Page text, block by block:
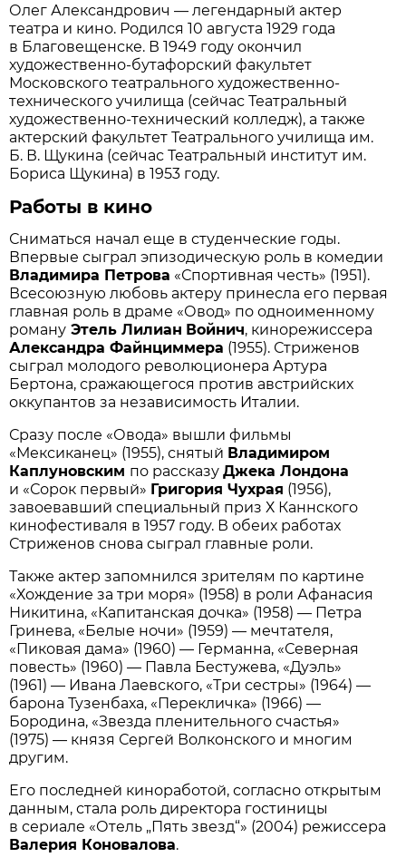
Олег Александрович — легендарный актер
театра и кино. Родился 10 августа 1929 года
в Благовещенске. В 1949 году окончил
художественно-бутафорский факультет
Московского театрального художественно-
технического училища (сейчас Театральный
художественно-технический колледж), а также
актерский факультет Театрального училища им.
Б. В. Щукина (сейчас Театральный институт им.
Бориса Щукина) в 1953 году.
Работы в кино
Сниматься начал еще в студенческие годы.
Впервые сыграл эпизодическую роль в комедии
Владимира Петрова «Спортивная честь» (1951).
Всесоюзную любовь актеру принесла его первая
главная роль в драме «Овод» по одноименному
роману Этель Лилиан Войнич, кинорежиссера
Александра Файнциммера (1955). Стриженов
сыграл молодого революционера Артура
Бертона, сражающегося против австрийских
оккупантов за независимость Италии.
Сразу после «Овода» вышли фильмы
«Мексиканец» (1955), снятый Владимиром
Каплуновским по рассказуДжека Лондона
и «Сорок первый» Григория Чухрая (1956),
завоевавший специальный приз Х Каннского
кинофестиваля в 1957 году. В обеих работах
Стриженов снова сыграл главные роли.
Также актер запомнился зрителям по картине
«Хождение за три моря» (1958) в роли Афанасия
Никитина, «Капитанская дочка» (1958) — Петра
Гринева, «Белые ночи» (1959) — мечтателя,
«Пиковая дама» (1960) — Германна, «Северная
повесть» (1960) — Павла Бестужева, «Дуэль»
(1961) — Ивана Лаевского, «Три сестры» (1964) —
барона Тузенбаха, «Перекличка» (1966) —
Бородина, «Звезда пленительного счастья»
(1975) — князя Сергей Волконского и многим
другим.
Его последней киноработой, согласно открытым
данным, стала роль директора гостиницы
в сериале «Отель „Пять звезд“» (2004) режиссера
Валерия Коновалова.